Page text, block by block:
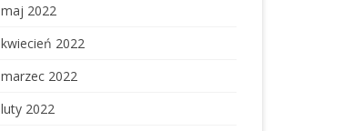
maj 2022
kwiecień 2022
marzec 2022
luty 2022